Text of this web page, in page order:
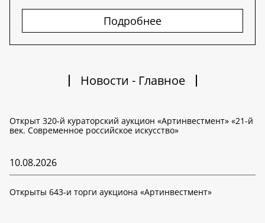
Подробнее
Новости - Главное
Открыт 320-й кураторский аукцион «Артинвестмент» «21-й
век. Современное российское искусство»
10.08.2026
Открыты 643-и торги аукциона «Артинвестмент»